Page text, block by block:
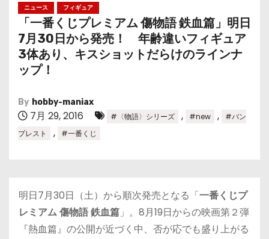
ニュース フィギュア
「一番くじプレミアム 傷物語 鉄血篇」明日
7月30日から発売！ 年齢違いフィギュア
3体あり、キスショットだらけのラインナ
ップ！
By hobby-maniax
7月 29, 2016 #〈物語〉シリーズ , #new ,
#バン
プレスト
, #一番くじ
明日7月30日（土）から順次発売となる「一番くじプ
レミアム 傷物語 鉄血篇 」。8月19日からの映画第２弾
『熱血篇』の公開が近づく中、否が応でも盛り上がる